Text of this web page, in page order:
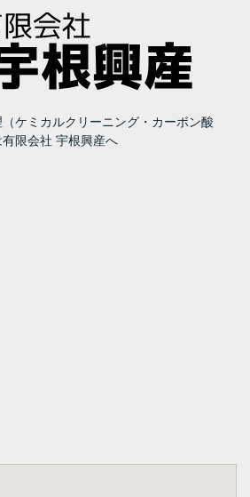
ケミカルクリーニング・カーボン酸
限会社 宇根興産へ